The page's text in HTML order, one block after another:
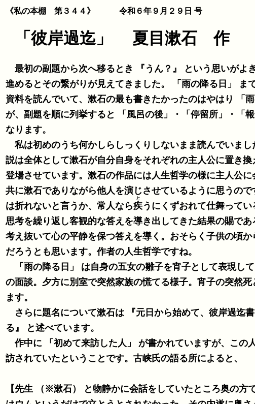
《私の本棚 第３４４》 令和６年９月２９日 号
「彼岸過迄」 夏目漱石 作
最初の副題から次へ移るとき 『うん？』 という思いがよ
進めるとその繋がりが見えてきました。 「雨の降る日」 まで進むと一気に漱石の思いを感じる所となりました。全体を読書後に
資料を読んでいて、漱石の最も書きたかったのはやはり 「雨の降る日」 であったと納得しました。この作
が、副題を順に列挙すると 「風呂の後」・「停留所」・「
なります。
私は初めのうち何かしらしっくりしないまま読んでいま
説は全体として漱石が自分自身をそれぞれの主人公に置き換え、主観的 （心） に考える私と客観的 （頭）
登場させています。漱石の作品には人生哲学の様に主人公
共に漱石でありながら他人を演じさせているように思うの
は折れないと言うか、常人なら疾
と
うにくずおれて仕舞って
思考を繰り返し客観的な答えを導き出してきた結果の賜で
考え抜いて心の平静を保つ答えを導く。おそらく子供の頃
だろうとも思います。作者の人生哲学ですね。
「雨の降る日」 は自身の五女の雛子を宵子として表現し
の面談。夕方に別室で突然家族の慌てる様子。宵子の突然
ます。
さらに題名について漱石は 『元日から始めて、彼岸過迄
る』 と述べています。
作中に 「初めて来訪した人」 が書かれていますが、この
訪されていたということです。古峡氏の語る所によると、
【先生 （※漱石） と物静かに会話をしていたところ奥の